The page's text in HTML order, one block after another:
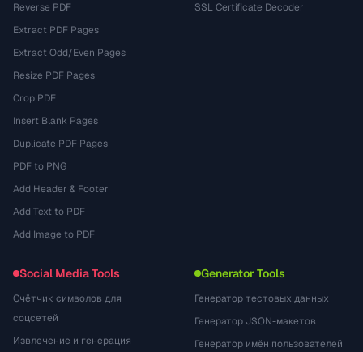
Reverse PDF
Extract PDF Pages
Extract Odd/Even Pages
Resize PDF Pages
Crop PDF
Insert Blank Pages
Duplicate PDF Pages
PDF to PNG
Add Header & Footer
Add Text to PDF
Add Image to PDF
SSL Certificate Decoder
Social Media Tools
Счётчик символов для
соцсетей
Извлечение и генерация
Generator Tools
Генератор тестовых данных
Генератор JSON-макетов
Генератор имён пользователей